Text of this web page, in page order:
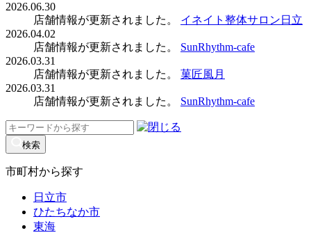
2026.06.30
店舗情報が更新されました。
イネイト整体サロン日立
2026.04.02
店舗情報が更新されました。
SunRhythm-cafe
2026.03.31
店舗情報が更新されました。
菓匠風月
2026.03.31
店舗情報が更新されました。
SunRhythm-cafe
検
索:
検索
市町村から探す
日立市
ひたちなか市
東海